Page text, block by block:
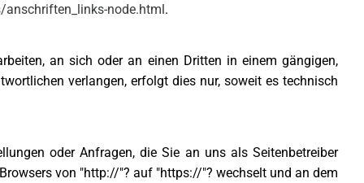
node.html.
an sich oder an einen Dritten in einem gängigen,
verlangen, erfolgt dies nur, soweit es technisch
oder Anfragen, die Sie an uns als Seitenbetreiber
von "http://"? auf "https://"? wechselt und an dem